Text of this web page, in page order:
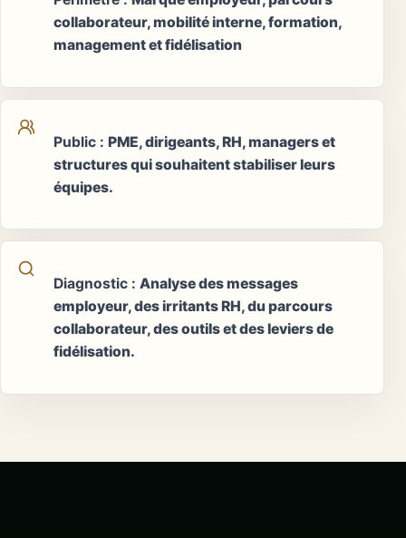
collaborateur, mobilité interne, formation,
management et fidélisation
Public : PME, dirigeants, RH, managers et
structures qui souhaitent stabiliser leurs
équipes.
Diagnostic : Analyse des messages
employeur, des irritants RH, du parcours
collaborateur, des outils et des leviers de
fidélisation.